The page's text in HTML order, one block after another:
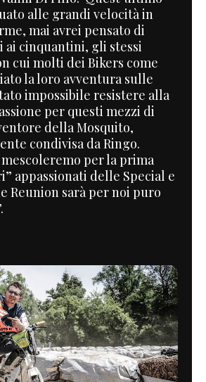
alle grandi velocità in
mai avrei pensato di
ai cinquantini, gli stessi
cui molti dei Bikers come
la loro avventura sulle
impossibile resistere alla
per questi mezzi di
della Mosquito,
condivisa da Ringo.
mescoleremo per la prima
appassionati delle Special e
Reunion sarà per noi puro